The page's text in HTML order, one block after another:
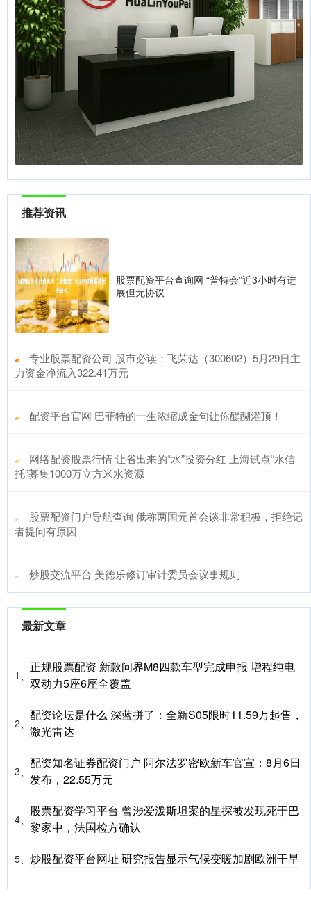
推荐资讯
股票配资平台查询网 “普特会”近3小时有进
展但无协议
​专业股票配资公司 股市必读：飞荣达（300602）5月29日主
力资金净流入322.41万元
​配资平台官网 巴菲特的一生浓缩成金句让你醍醐灌顶！
​网络配资股票行情 让省出来的“水”投资分红 上海试点“水信
托”募集1000万立方米水资源
​股票配资门户导航查询 俄称两国元首会谈非常积极，拒绝记
者提问有原因
​炒股交流平台 美德乐修订审计委员会议事规则
最新文章
1、
正规股票配资 新款问界M8四款车型完成申报 增程纯电
双动力5座6座全覆盖
2、
配资论坛是什么 深蓝拼了：全新S05限时11.59万起售，
激光雷达
3、
配资知名证券配资门户 阿尔法罗密欧新车官宣：8月6日
发布，22.55万元
4、
股票配资学习平台 曾涉爱泼斯坦案的星探被发现死于巴
黎家中，法国检方确认
5、 炒股配资平台网址 研究报告显示气候变暖加剧欧洲干旱